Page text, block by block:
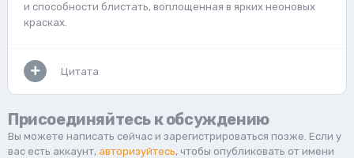
и способности блистать, воплощенная в ярких неоновых
красках.
Цитата
Присоединяйтесь к обсуждению
Вы можете написать сейчас и зарегистрироваться позже. Если у
вас есть аккаунт, авторизуйтесь, чтобы опубликовать от имени